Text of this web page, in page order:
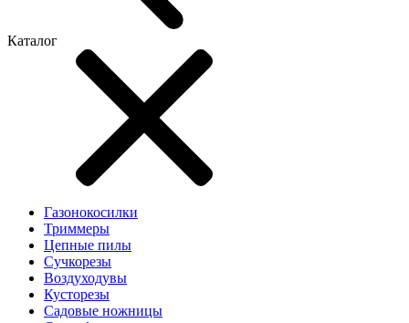
Каталог
Газонокосилки
Триммеры
Цепные пилы
Cучкорезы
Воздуходувы
Кусторезы
Садовые ножницы